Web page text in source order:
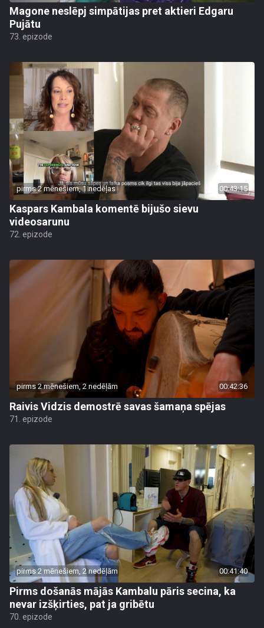
Magone neslēpj simpātijas pret aktieri Edgaru
Pujātu
73. epizode
pirms 2 mēnešiem, 1 nedēļas 00:43:15
Kaspars Kambala komentē bijušo sievu
videosarunu
72. epizode
pirms 2 mēnešiem, 2 nedēļām 00:42:36
Raivis Vidzis demostrē savas šamaņa spējas
71. epizode
pirms 2 mēnešiem, 2 nedēļām 00:41:40
Pirms došanās mājās Kambalu pāris secina, ka
nevar izšķirties, pat ja gribētu
70. epizode